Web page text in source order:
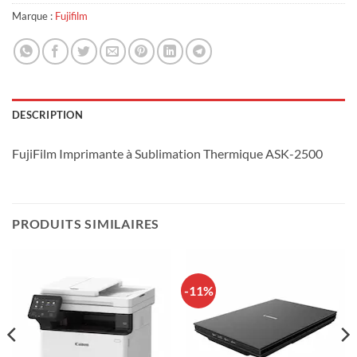
Marque : Fujifilm
DESCRIPTION
FujiFilm Imprimante à Sublimation Thermique ASK-2500
PRODUITS SIMILAIRES
-11%